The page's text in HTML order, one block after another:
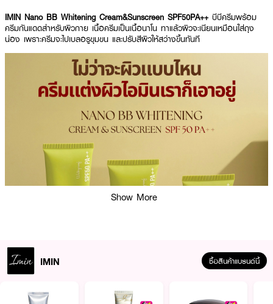
IMIN Nano BB Whitening Cream&Sunscreen SPF50PA++ บีบีครีมพร้อม
ครีมกันแดดสำหรับผิวกาย เนื้อครีมเป็นเนื้อนาโน ทาแล้วผิวจะเนียนเหมือนใส่ถุง
น่อง เพราะครีมจะไปเบลอรูขุมขน และปรับสีผิวให้สว่างขึ้นทันที
Show More
IMIN ซื้อสินค้าแบรนด์นี้